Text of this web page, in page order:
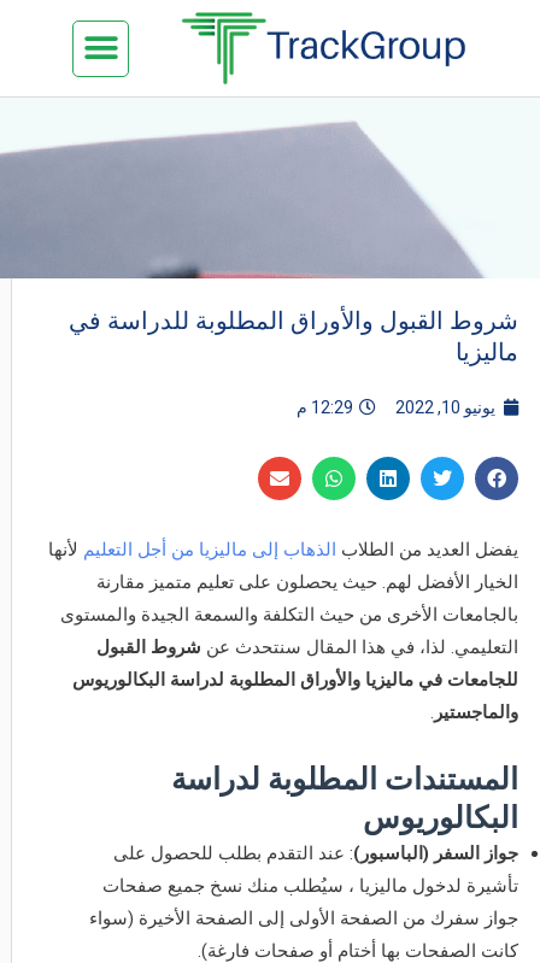
Menu
شروط القبول والأوراق المطلوبة للدراسة في
ماليزيا
يونيو 10, 2022 12:29 م
يفضل العديد من الطلاب الذهاب إلى ماليزيا من أجل التعليم لأنها
الخيار الأفضل لهم. حيث يحصلون على تعليم متميز مقارنة
بالجامعات الأخرى من حيث التكلفة والسمعة الجيدة والمستوى
التعليمي. لذا، في هذا المقال سنتحدث عن شروط القبول
للجامعات في ماليزيا والأوراق المطلوبة لدراسة البكالوريوس
والماجستير .
المستندات المطلوبة لدراسة
البكالوريوس
جواز السفر (الباسبور): عند التقدم بطلب للحصول على
تأشيرة لدخول ماليزيا ، سيُطلب منك نسخ جميع صفحات
جواز سفرك من الصفحة الأولى إلى الصفحة الأخيرة (سواء
كانت الصفحات بها أختام أو صفحات فارغة).